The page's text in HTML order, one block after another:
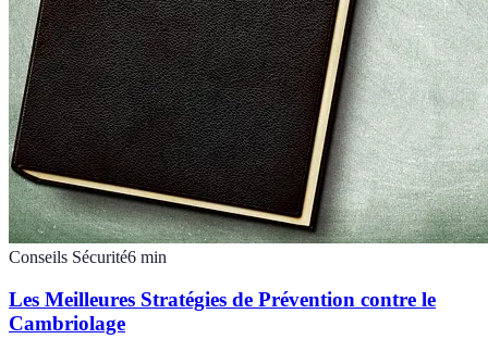
Conseils Sécurité6 min
Les Meilleures Stratégies de Prévention contre le
Cambriolage